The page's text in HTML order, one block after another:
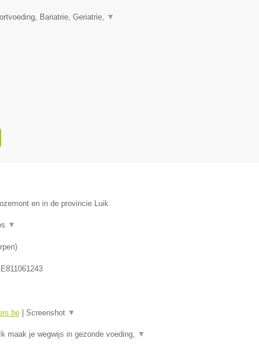
Bariatrie, Geriatrie, ▼
en in de provincie Luik.
▼
)
| Screenshot ▼
maak je wegwijs in gezonde voeding, ▼